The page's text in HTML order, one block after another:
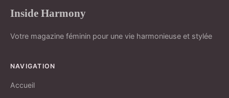
Inside Harmony
Votre magazine féminin pour une vie harmonieuse et stylée
NAVIGATION
Accueil